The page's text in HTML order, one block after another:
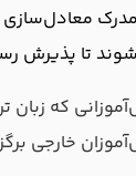
شوند تا پذیرش
که زبان
خارجی